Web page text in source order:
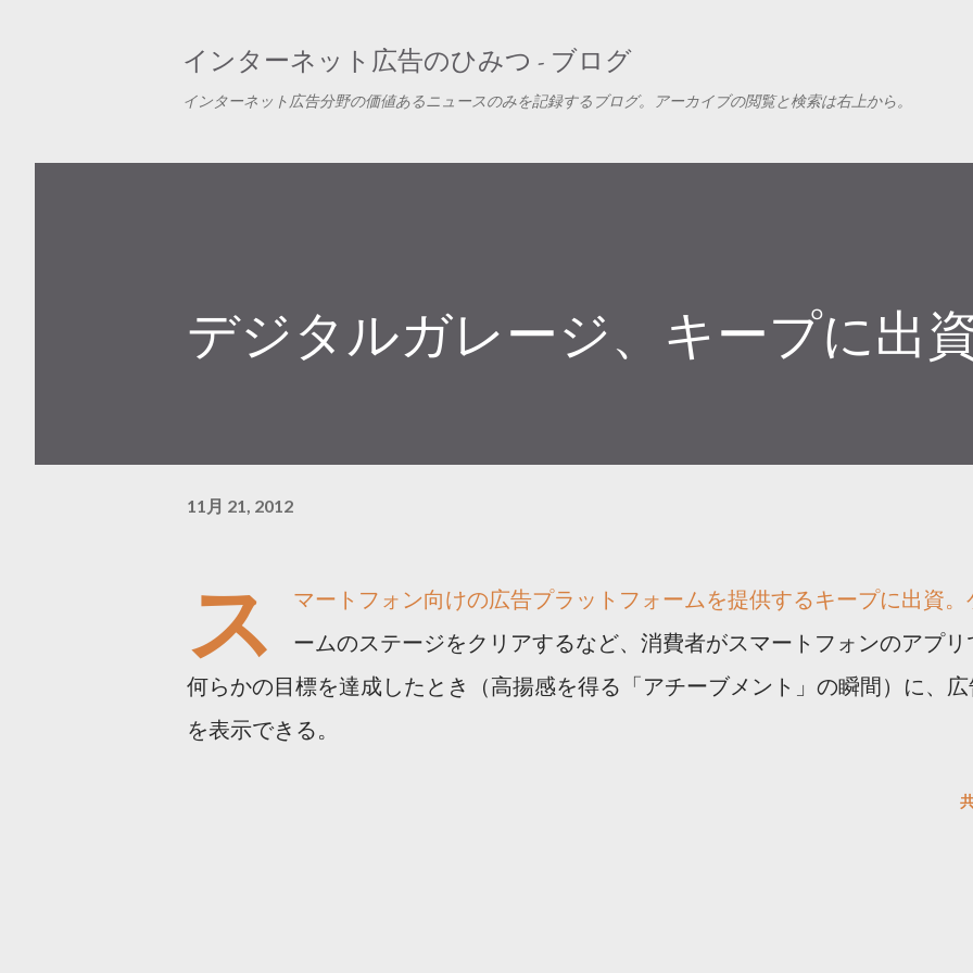
インターネット広告のひみつ - ブログ
インターネット広告分野の価値あるニュースのみを記録するブログ。アーカイブの閲覧と検索は右上から。
デジタルガレージ、キープに出
11月 21, 2012
ス
マートフォン向けの広告プラットフォームを提供するキープに出資。
ームのステージをクリアするなど、消費者がスマートフォンのアプリ
何らかの目標を達成したとき（高揚感を得る「アチーブメント」の瞬間）に、
を表示できる。